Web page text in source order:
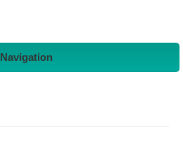
Navigation